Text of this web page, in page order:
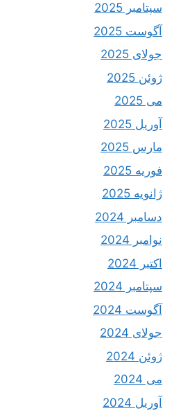
سپتامبر 2025
آگوست 2025
جولای 2025
ژوئن 2025
می 2025
آوریل 2025
مارس 2025
فوریه 2025
ژانویه 2025
دسامبر 2024
نوامبر 2024
اکتبر 2024
سپتامبر 2024
آگوست 2024
جولای 2024
ژوئن 2024
می 2024
آوریل 2024